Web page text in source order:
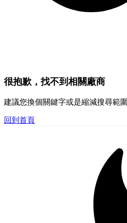
很抱歉，找不到相關廠商
建議您換個關鍵字或是縮減搜尋範圍
回到首頁